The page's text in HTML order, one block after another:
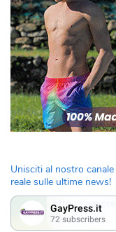
Unisciti al nostro
reale sulle ultime news!